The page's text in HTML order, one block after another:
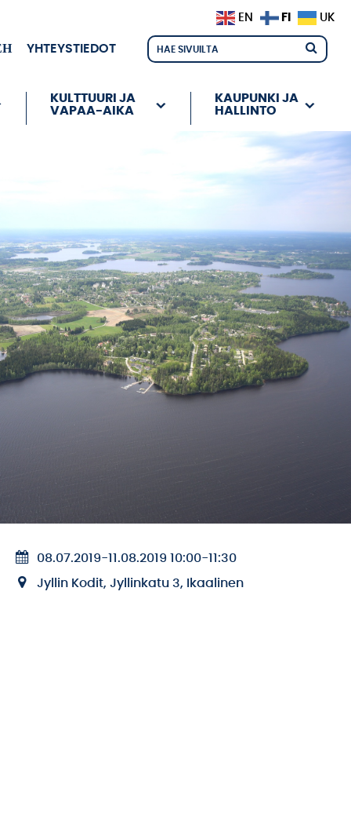
YHTEYSTIEDOT
KULTTUURI JA
VAPAA-AIKA
KAUPUNKI JA
HALLINTO
08.07.2019-11.08.2019 10:00-11:30
Jyllin Kodit, Jyllinkatu 3, Ikaalinen
EN FI UK